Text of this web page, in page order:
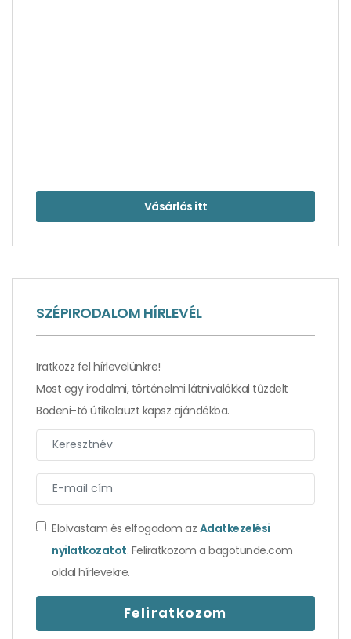
Altötting, a bajor zarándokhely, nem csak
Három kihagyhatatlan kisváros Németország
közepén
Vásárlás itt
SZÉPIRODALOM HÍRLEVÉL
Iratkozz fel hírlevelünkre!
Most egy irodalmi, történelmi látnivalókkal tűzdelt
Bodeni-tó útikalauzt kapsz ajándékba.
Elolvastam és elfogadom az Adatkezelési
nyilatkozatot. Feliratkozom a bagotunde.com
oldal hírlevekre.